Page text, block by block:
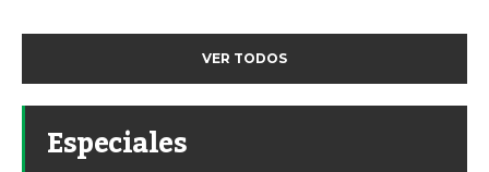
VER TODOS
Especiales